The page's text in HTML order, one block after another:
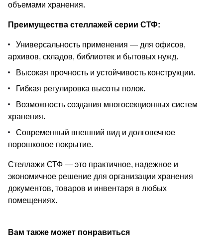
объемами хранения.
Преимущества стеллажей серии СТФ:
Универсальность применения — для офисов,
архивов, складов, библиотек и бытовых нужд.
Высокая прочность и устойчивость конструкции.
Гибкая регулировка высоты полок.
Возможность создания многосекционных систем
хранения.
Современный внешний вид и долговечное
порошковое покрытие.
Стеллажи СТФ — это практичное, надежное и
экономичное решение для организации хранения
документов, товаров и инвентаря в любых
помещениях.
Вам также может понравиться